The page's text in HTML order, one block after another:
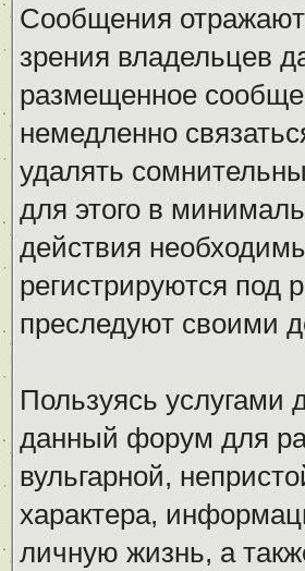
Сообщения отражают
зрения владельцев
размещенное
немедленно
удалять
для этого в
действия
регистрируются под
преследуют своими
Пользуясь услугами
данный форум для
вульгарной,
характера,
личную жизнь, а